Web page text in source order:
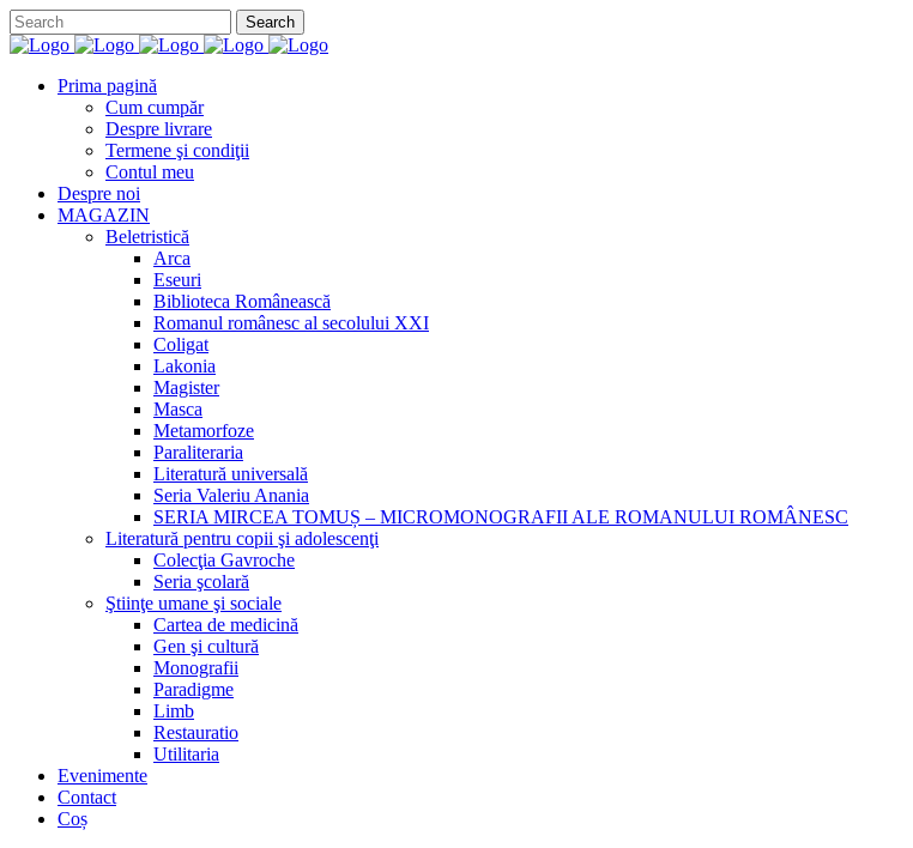
Prima pagină
Cum cumpăr
Despre livrare
Termene şi condiţii
Contul meu
Despre noi
MAGAZIN
Beletristică
Arca
Eseuri
Biblioteca Românească
Romanul românesc al secolului XXI
Coligat
Lakonia
Magister
Masca
Metamorfoze
Paraliteraria
Literatură universală
Seria Valeriu Anania
SERIA MIRCEA TOMUȘ – MICROMONOGRAFII ALE ROMANULUI ROMÂNESC
Literatură pentru copii şi adolescenţi
Colecţia Gavroche
Seria şcolară
Ştiinţe umane şi sociale
Cartea de medicină
Gen şi cultură
Monografii
Paradigme
Limb
Restauratio
Utilitaria
Evenimente
Contact
Coș